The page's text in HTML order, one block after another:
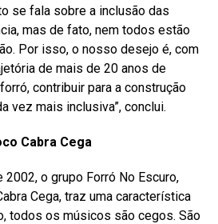
se fala sobre a inclusão das
mas de fato, nem todos estão
Por isso, o nosso desejo é, com
de mais de 20 anos de
contribuir para a construção
vez mais inclusiva”, conclui.
Cabra Cega
2002, o grupo Forró No Escuro,
Cega, traz uma característica
todos os músicos são cegos. São